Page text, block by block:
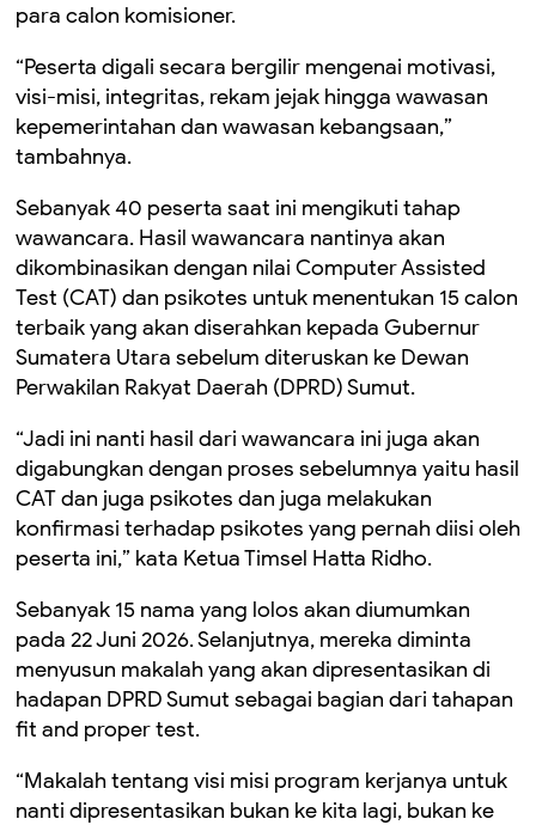
para calon komisioner.
“Peserta digali secara bergilir mengenai motivasi,
visi-misi, integritas, rekam jejak hingga wawasan
kepemerintahan dan wawasan kebangsaan,”
tambahnya.
Sebanyak 40 peserta saat ini mengikuti tahap
wawancara. Hasil wawancara nantinya akan
dikombinasikan dengan nilai Computer Assisted
Test (CAT) dan psikotes untuk menentukan 15 calon
terbaik yang akan diserahkan kepada Gubernur
Sumatera Utara sebelum diteruskan ke Dewan
Perwakilan Rakyat Daerah (DPRD) Sumut.
“Jadi ini nanti hasil dari wawancara ini juga akan
digabungkan dengan proses sebelumnya yaitu hasil
CAT dan juga psikotes dan juga melakukan
konfirmasi terhadap psikotes yang pernah diisi oleh
peserta ini,” kata Ketua Timsel Hatta Ridho.
Sebanyak 15 nama yang lolos akan diumumkan
pada 22 Juni 2026. Selanjutnya, mereka diminta
menyusun makalah yang akan dipresentasikan di
hadapan DPRD Sumut sebagai bagian dari tahapan
fit and proper test.
“Makalah tentang visi misi program kerjanya untuk
nanti dipresentasikan bukan ke kita lagi, bukan ke